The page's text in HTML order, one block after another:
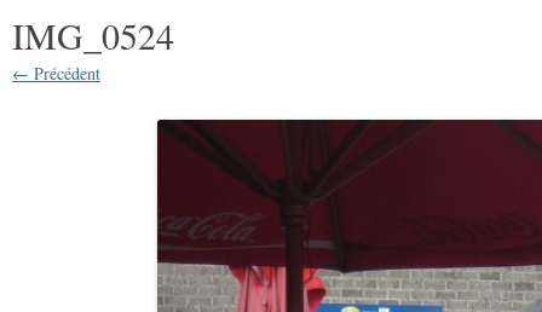
IMG_0524
← Précédent